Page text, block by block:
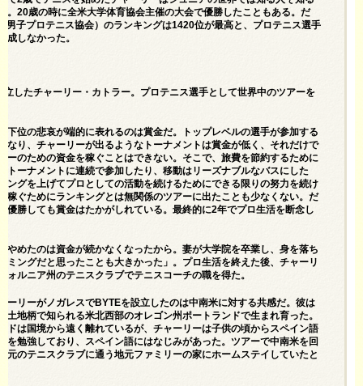
。20歳の時に全米大学体育協会主催の大会で優勝したこともある。だ
男子プロテニス協会）のランキングは1420位が最高と、プロテニス選手
成しなかった。
立したチャーリー・カトラー。プロテニス選手として世界中のツアーを
下位の悲哀が端的に表れるのは賞金だ。トップレベルの選手が参加する
なり、チャーリーが出るようなトーナメントは賞金が低く、それだけで
ーのための資金を稼ぐことはできない。そこで、旅費を節約するために
トーナメントに連続で参加したり、移動はリーズナブルなバスにした
ングを上げてプロとしての活動を続けるためにできる限りの努力を続け
稼ぐためにランキングとは無関係のツアーに出たことも少なくない。だ
優勝しても賞金はたかがしれている。最終的に2年でプロ生活を断念し
やめたのは資金が続かなくなったから。妻が大学院を卒業し、身を落ち
ミングだと思ったことも大きかった」。プロ生活を終えた後、チャーリ
ォルニア州のテニスクラブでテニスコーチの職を得た。
ーリーがノガレスでBYTEを設立したのは中南米に対する共感だ。彼は
土地柄で知られる米北西部のオレゴン州ポートランドで生まれ育った。
ドは国境から遠く離れているが、チャーリーは子供の頃からスペイン語
を勉強しており、スペイン語にはなじみがあった。ツアーで中南米を回
元のテニスクラブに通う地元ファミリーの家にホームステイしていたと